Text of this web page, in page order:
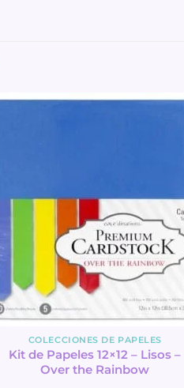
COLECCIONES DE PAPELES
Kit de Papeles 12×12 – Lisos –
Over the Rainbow